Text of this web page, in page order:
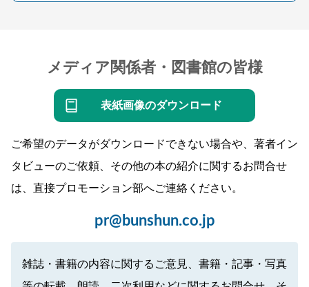
メディア関係者・図書館の皆様
表紙画像のダウンロード
ご希望のデータがダウンロードできない場合や、著者イン
タビューのご依頼、その他の本の紹介に関するお問合せ
は、直接プロモーション部へご連絡ください。
pr@bunshun.co.jp
雑誌・書籍の内容に関するご意見、書籍・記事・写真